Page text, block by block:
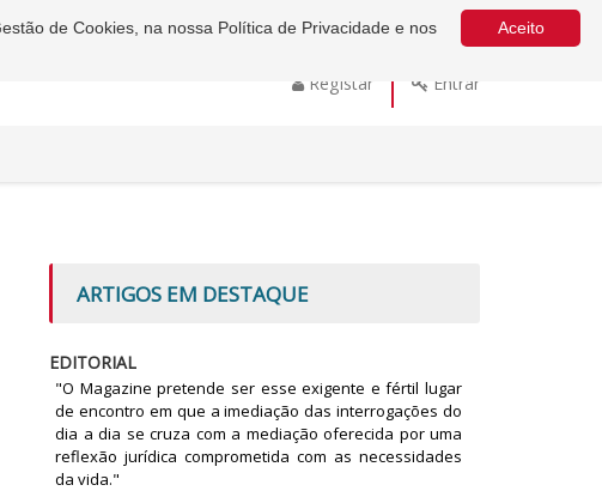
Registar Entrar
ARTIGOS EM DESTAQUE
EDITORIAL
"O Magazine pretende ser esse exigente e fértil lugar
de encontro em que a imediação das interrogações do
dia a dia se cruza com a mediação oferecida por uma
reflexão jurídica comprometida com as necessidades
da vida."
Aceito
de Cookies, na nossa Política de Privacidade e nos